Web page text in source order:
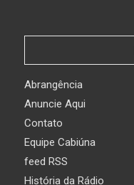
Abrangência
Anuncie Aqui
Contato
Equipe Cabiúna
feed RSS
História da Rádio